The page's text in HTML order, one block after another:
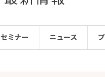
セミナー ニュース